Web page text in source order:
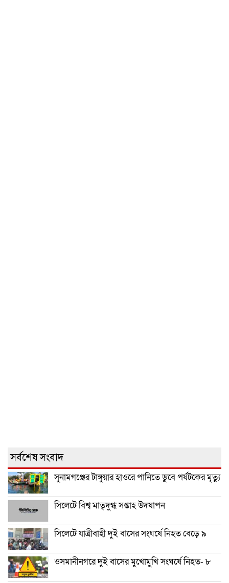
সর্বশেষ সংবাদ
সুনামগঞ্জের টাঙ্গুয়ার হাওরে পানিতে ডুবে পর্যটকের মৃত্যু
সিলেটে বিশ্ব মাতৃদুগ্ধ সপ্তাহ উদযাপন
সিলেটে যাত্রীবাহী দুই বাসের সংঘর্ষে নিহত বেড়ে ৯
ওসমানীনগরে দুই বাসের মুখোমুখি সংঘর্ষে নিহত- ৮